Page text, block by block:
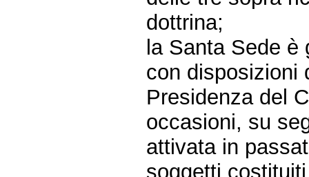
dottrina;
la Santa Sede è
con disposizioni
Presidenza del
occasioni, su
attivata in
soggetti